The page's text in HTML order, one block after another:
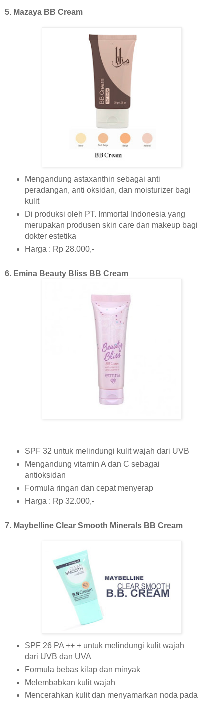
5. Mazaya BB Cream
Mengandung astaxanthin sebagai anti
peradangan, anti oksidan, dan moisturizer bagi
kulit
Di produksi oleh PT. Immortal Indonesia yang
merupakan produsen skin care dan makeup bagi
dokter estetika
Harga : Rp 28.000,-
6. Emina Beauty Bliss BB Cream
SPF 32 untuk melindungi kulit wajah dari UVB
Mengandung vitamin A dan C sebagai
antioksidan
Formula ringan dan cepat menyerap
Harga : Rp 32.000,-
7. Maybelline Clear Smooth Minerals BB Cream
SPF 26 PA ++ + untuk melindungi kulit wajah
dari UVB dan UVA
Formula bebas kilap dan minyak
Melembabkan kulit wajah
Mencerahkan kulit dan menyamarkan noda pada